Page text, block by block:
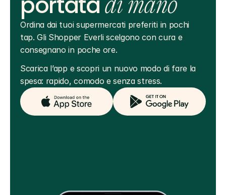
di mano
Ordina dai tuoi supermercati preferiti in pochi
tap. Gli Shopper Everli scelgono con cura e
consegnano in poche ore.
Scarica l’app e scopri un nuovo modo di fare la
spesa: rapido, comodo e senza stress.